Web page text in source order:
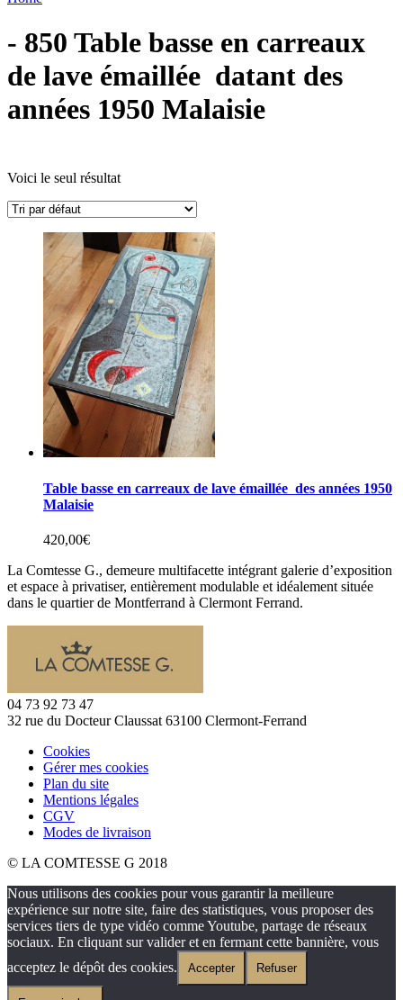
- 850 Table basse en carreaux
de lave émaillée datant des
années 1950 Malaisie
Voici le seul résultat
Table basse en carreaux de lave émaillée des années 1950
Malaisie
420,00€
La Comtesse G., demeure multifacette intégrant galerie d’exposition
et espace à privatiser, entièrement modulable et idéalement située
dans le quartier de Montferrand à Clermont Ferrand.
04 73 92 73 47
32 rue du Docteur Claussat 63100 Clermont-Ferrand
Cookies
Gérer mes cookies
Plan du site
Mentions légales
CGV
Modes de livraison
© LA COMTESSE G 2018
Nous utilisons des cookies pour vous garantir la meilleure
expérience sur notre site, faire des statistiques, vous proposer des
services tiers de type vidéo comme Youtube, partage de réseaux
sociaux. En cliquant sur valider et en fermant cette bannière, vous
acceptez le dépôt des cookies.
Accepter Refuser